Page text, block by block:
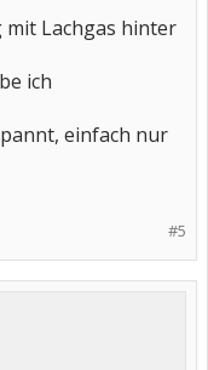
mit Lachgas hinter
ich
einfach nur
#5